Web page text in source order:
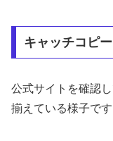
キャッチコピー
公式サイトを確認
揃えている様子です